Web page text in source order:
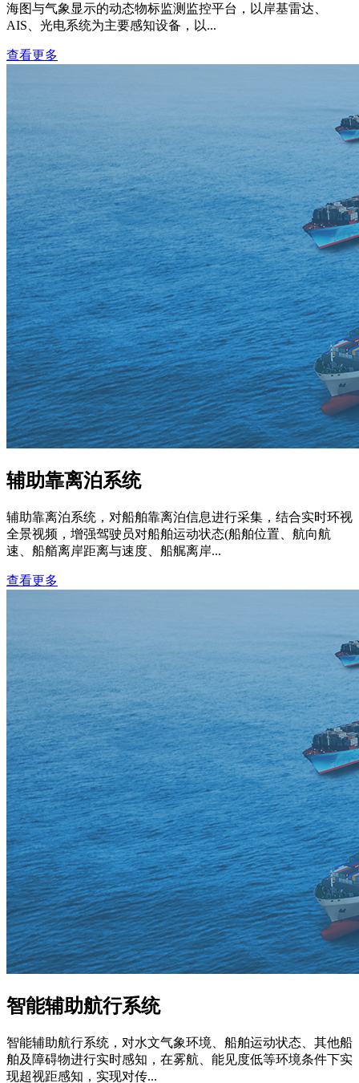
海图与气象显示的动态物标监测监控平台，以岸基雷达、
AIS、光电系统为主要感知设备，以...
查看更多
辅助靠离泊系统
辅助靠离泊系统，对船舶靠离泊信息进行采集，结合实时环视
全景视频，增强驾驶员对船舶运动状态(船舶位置、航向航
速、船艏离岸距离与速度、船艉离岸...
查看更多
智能辅助航行系统
智能辅助航行系统，对水文气象环境、船舶运动状态、其他船
舶及障碍物进行实时感知，在雾航、能见度低等环境条件下实
现超视距感知，实现对传...